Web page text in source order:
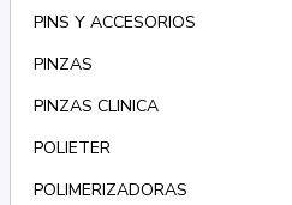
PINS Y ACCESORIOS
PINZAS
PINZAS CLINICA
POLIETER
POLIMERIZADORAS